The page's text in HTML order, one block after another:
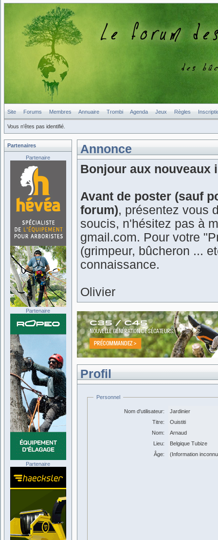
Site Forums Membres Annuaire Trombi Agenda Jeux Règles
Vous n'êtes pas identifié.
Annonce
Bonjour aux nouveaux
Avant de poster (sauf
forum), présentez vous
soucis, n'hésitez pas à
gmail.com. Pour votre
(grimpeur, bûcheron ...
connaissance.
Olivier
Profil
Personnel
Nom d'utilisateur:
Jardinier
Titre:
Ouistiti
Nom:
Arnaud
Lieu:
Belgique Tubize
Âge:
(Information
Partenaires
Partenaire
Partenaire
Partenaire